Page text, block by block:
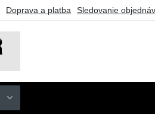
Doprava a platba Sledovanie